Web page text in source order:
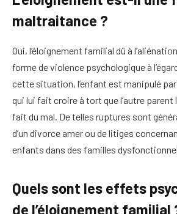
maltraitance ?
Oui, l’éloignement familial dû à
forme de violence psychologique à
cette situation, l’enfant est manipulé
qui lui fait croire à tort que l’autre parent
fait du mal. De telles ruptures sont
d’un divorce amer ou de litiges
enfants dans des familles
Quels sont les effets
de l’éloignement familial